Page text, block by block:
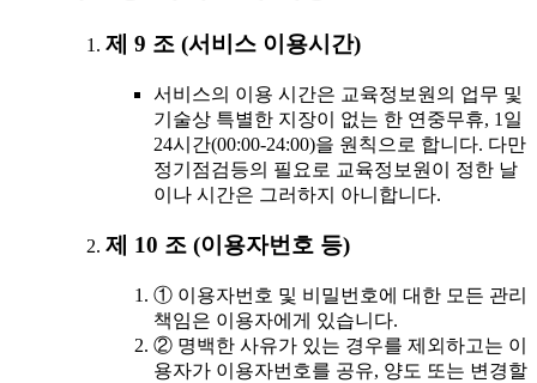
제 9 조 (서비스 이용시간)
서비스의 이용 시간은 교육정보원의 업무 및
기술상 특별한 지장이 없는 한 연중무휴, 1일
24시간(00:00-24:00)을 원칙으로 합니다. 다만
정기점검등의 필요로 교육정보원이 정한 날
이나 시간은 그러하지 아니합니다.
제 10 조 (이용자번호 등)
① 이용자번호 및 비밀번호에 대한 모든 관리
책임은 이용자에게 있습니다.
② 명백한 사유가 있는 경우를 제외하고는 이
용자가 이용자번호를 공유, 양도 또는 변경할